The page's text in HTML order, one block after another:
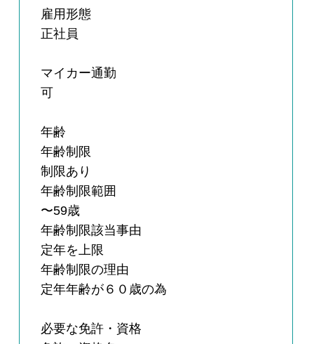
雇用形態
正社員
マイカー通勤
可
年齢
年齢制限
制限あり
年齢制限範囲
〜59歳
年齢制限該当事由
定年を上限
年齢制限の理由
定年年齢が６０歳の為
必要な免許・資格